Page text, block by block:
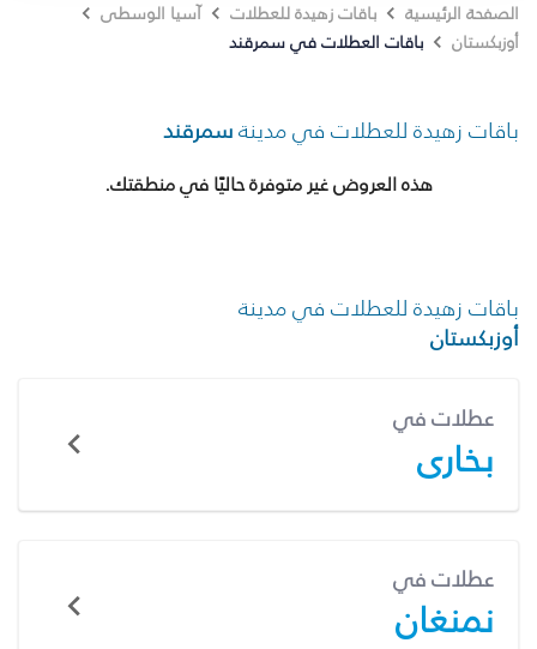
الصفحة الرئيسية باقات زهيدة للعطلات
آسيا الوسطى
أوزبكستان
باقات العطلات في سمرقند
باقات زهيدة للعطلات في مدينةسمرقند
هذه العروض غير متوفرة حاليًا في منطقتك.
باقات زهيدة للعطلات في مدينة
أوزبكستان
عطلات في
بخارى
عطلات في
نمنغان